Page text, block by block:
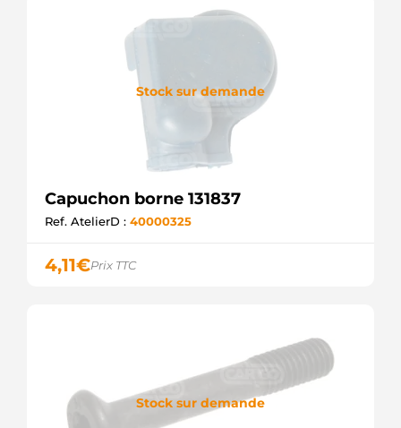
Stock sur demande
Capuchon borne 131837
Ref. AtelierD : 40000325
4,11€Prix TTC
Stock sur demande